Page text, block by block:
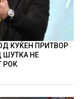
КУЌЕН ПРИТВОР
ШУТКА НЕ
РОК